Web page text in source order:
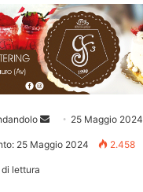
Invia 25 Maggio 2024
25 Maggio 2024 2.458
lettura